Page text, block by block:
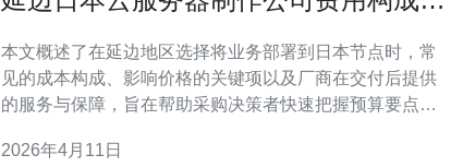
本文概述了在延边地区选择将业务部署到日本节点时，常
见的成本构成、影响价格的关键项以及厂商在交付后提供
的服务与保障，旨在帮助采购决策者快速把握预算要点和
本云服务器的整体费用一般由几大块组成：基础资源费
2026年4月11日